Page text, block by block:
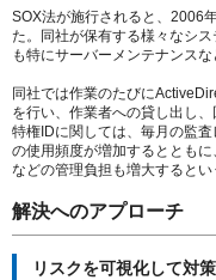
SOX法が施行されると、2006
た。同社が保有する様々なシ
も特にサーバーメンテナンス
同社では作業のたびに
を行い、作業者への貸し出し
特権IDに関しては、毎月の監
の使用頻度が増加するととも
などの管理負担も増大するとい
解決へのアプローチ
リスクを可視化して対